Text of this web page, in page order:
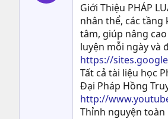
Giới Thiệu PHÁP
nhân thể, các
tâm, giúp nâng
luyện mỗi ngày và
https://
Tất cả tài liệu học
Đại Pháp Hồng
http://
Thỉnh nguyện toàn